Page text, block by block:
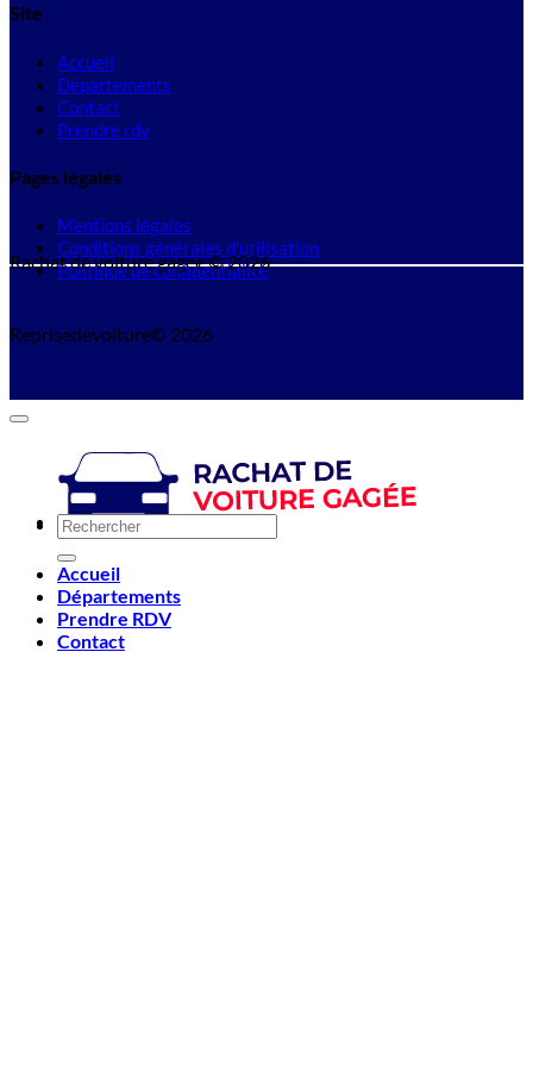
Site
Accueil
Départements
Contact
Prendre rdv
Pages légales
Mentions légales
Conditions générales d'utilisation
Politique de confidentialité
Rachat de voiture gagee © 2026
Reprisedevoiture© 2026
Accueil
Départements
Prendre RDV
Contact